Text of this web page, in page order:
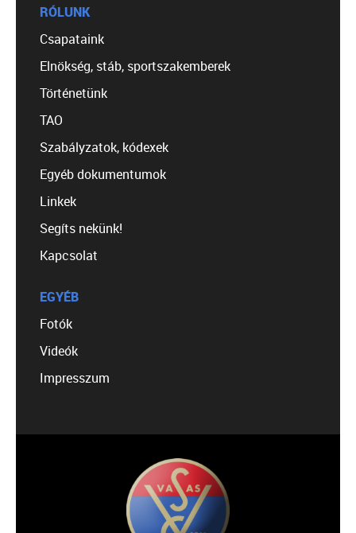
RÓLUNK
Csapataink
Elnökség, stáb, sportszakemberek
Történetünk
TAO
Szabályzatok, kódexek
Egyéb dokumentumok
Linkek
Segíts nekünk!
Kapcsolat
EGYÉB
Fotók
Videók
Impresszum